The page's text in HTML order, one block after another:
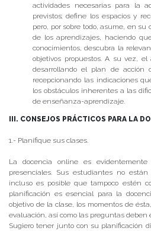
actividades necesarias para la
previstos; define los espacios y
pero, por sobre todo, asume, en
de los aprendizajes, haciendo
conocimientos, descubra la
objetivos propuestos. A su vez,
desarrollando el plan de acción
recepcionando las indicaciones
los obstáculos inherentes a las
de enseñanza-aprendizaje.
III. CONSEJOS PRÁCTICOS PARA LA
1.- Planifique sus clases.
La docencia online es
presenciales. Sus estudiantes no
incluso es posible que tampoco estén
planificación es esencial para la
objetivo de la clase, los momentos de
evaluación, así como las preguntas deben
Sugiero tener junto con su planificación